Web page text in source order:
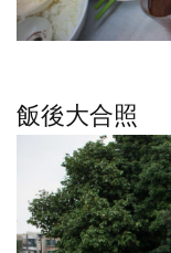
飯後大合照